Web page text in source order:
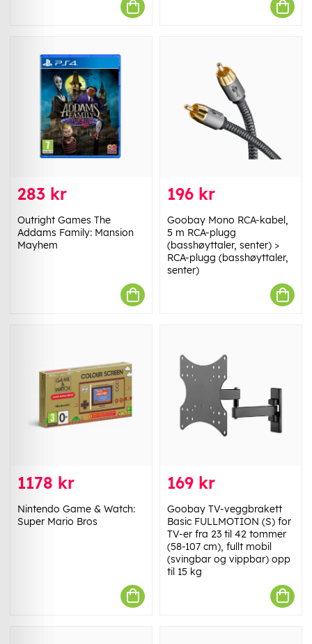
283 kr
Outright Games The
Addams Family: Mansion
Mayhem
196 kr
Goobay Mono RCA-kabel,
5 m RCA-plugg
(basshøyttaler, senter) >
RCA-plugg (basshøyttaler,
senter)
1178 kr
Nintendo Game & Watch:
Super Mario Bros
169 kr
Goobay TV-veggbrakett
Basic FULLMOTION (S) for
TV-er fra 23 til 42 tommer
(58-107 cm), fullt mobil
(svingbar og vippbar) opp
til 15 kg